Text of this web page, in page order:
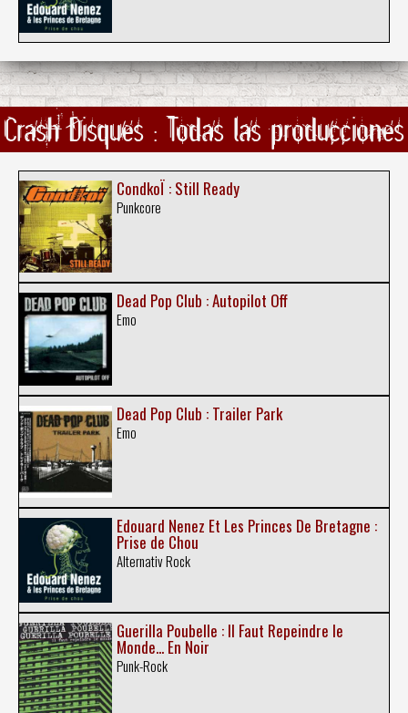
Crash Disques : Todas las producciones
CondkoÏ : Still Ready
Punkcore
Dead Pop Club : Autopilot Off
Emo
Dead Pop Club : Trailer Park
Emo
Edouard Nenez Et Les Princes De Bretagne :
Prise de Chou
Alternativ Rock
Guerilla Poubelle : Il Faut Repeindre le
Monde... En Noir
Punk-Rock